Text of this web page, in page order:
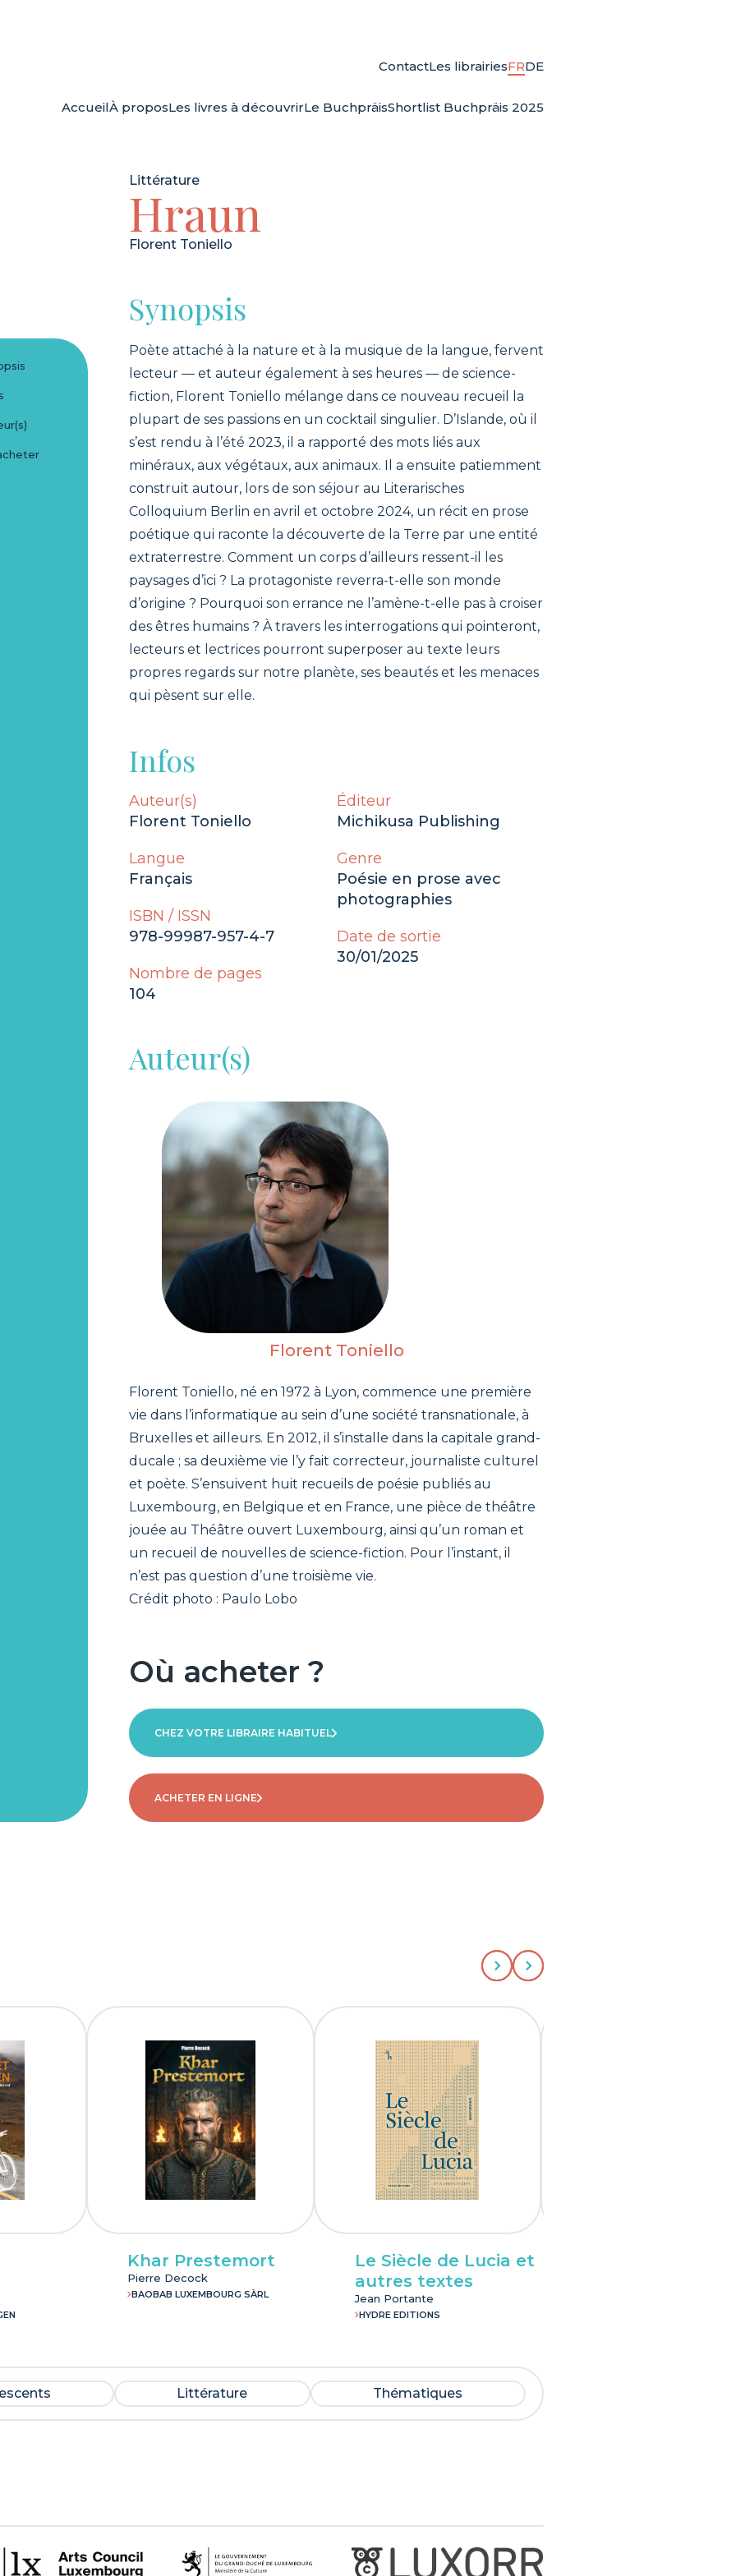
ContactLes librairiesFRDE
AccueilÀ proposLes livres à découvrirLe BuchpräisShortlist Buchpräis 2025
Littérature
Hraun
Florent Toniello
Synopsis
Poète attaché à la nature et à la musique de la langue, fervent
lecteur — et auteur également à ses heures — de science-
fiction, Florent Toniello mélange dans ce nouveau recueil la
plupart de ses passions en un cocktail singulier. D’Islande, où il
s’est rendu à l’été 2023, il a rapporté des mots liés aux
minéraux, aux végétaux, aux animaux. Il a ensuite patiemment
construit autour, lors de son séjour au Literarisches
Colloquium Berlin en avril et octobre 2024, un récit en prose
poétique qui raconte la découverte de la Terre par une entité
extraterrestre. Comment un corps d’ailleurs ressent-il les
paysages d’ici ? La protagoniste reverra-t-elle son monde
d’origine ? Pourquoi son errance ne l’amène-t-elle pas à croiser
des êtres humains ? À travers les interrogations qui pointeront,
lecteurs et lectrices pourront superposer au texte leurs
propres regards sur notre planète, ses beautés et les menaces
qui pèsent sur elle.
Infos
Auteur(s)
Florent Toniello
Langue
Français
ISBN / ISSN
978-99987-957-4-7
Nombre de pages
104
Éditeur
Michikusa Publishing
Genre
Poésie en prose avec
photographies
Date de sortie
30/01/2025
Auteur(s)
Florent Toniello
Florent Toniello, né en 1972 à Lyon, commence une première
vie dans l’informatique au sein d’une société transnationale, à
Bruxelles et ailleurs. En 2012, il s’installe dans la capitale grand-
ducale ; sa deuxième vie l’y fait correcteur, journaliste culturel
et poète. S’ensuivent huit recueils de poésie publiés au
Luxembourg, en Belgique et en France, une pièce de théâtre
jouée au Théâtre ouvert Luxembourg, ainsi qu’un roman et
un recueil de nouvelles de science-fiction. Pour l’instant, il
n’est pas question d’une troisième vie.
Crédit photo : Paulo Lobo
Où acheter ?
CHEZ VOTRE LIBRAIRE HABITUEL
ACHETER EN LIGNE
Aller au slide précédent
Aller au slide suivant
Khar Prestemort
Pierre Decock
BAOBAB LUXEMBOURG SÀRL
Le Siècle de Lucia et
autres textes
Jean Portante
HYDRE EDITIONS
Littérature Thématiques